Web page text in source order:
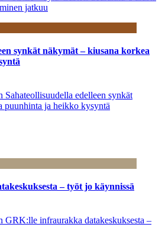
jatkuu
synkät näkymät – kiusana korkea
Sahateollisuudella edelleen synkät
puunhinta ja heikko kysyntä
– työt jo käynnissä
GRK:lle infraurakka datakeskuksesta –